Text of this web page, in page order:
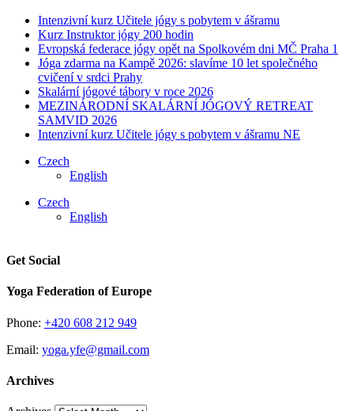
Intenzivní kurz Učitele jógy s pobytem v ášramu
Kurz Instruktor jógy 200 hodin
Evropská federace jógy opět na Spolkovém dni MČ Praha 1
Jóga zdarma na Kampě 2026: slavíme 10 let společného
cvičení v srdci Prahy
Skalární jógové tábory v roce 2026
MEZINÁRODNÍ ​SKALÁRNÍ JÓGOVÝ RETREAT
SAMVID 2026
Intenzivní kurz Učitele jógy s pobytem v ášramu NE
Czech
English
Czech
English
Get Social
Yoga Federation of Europe
Phone: +420 608 212 949
Email: yoga.yfe@gmail.com
Archives